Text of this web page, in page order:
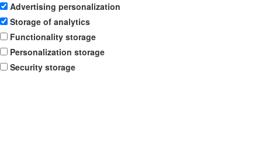
Advertising personalization
Storage of analytics
Functionality storage
Personalization storage
Security storage